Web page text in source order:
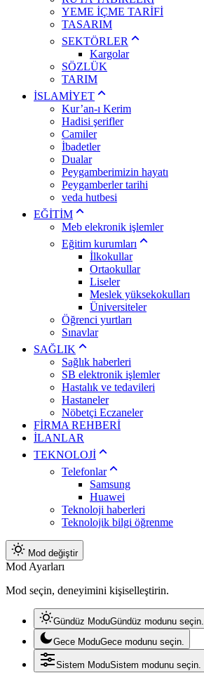
YEME İÇME TARİFİ
TASARIM
SEKTÖRLER
Kargolar
SÖZLÜK
TARIM
İSLAMİYET
Kur’an-ı Kerim
Hadisi şerifler
Camiler
İbadetler
Dualar
Peygamberimizin hayatı
Peygamberler tarihi
veda hutbesi
EĞİTİM
Meb elekronik işlemler
Eğitim kurumları
İlkokullar
Ortaokullar
Liseler
Meslek yüksekokulları
Üniversiteler
Öğrenci yurtları
Sınavlar
SAĞLIK
Sağlık haberleri
SB elektronik işlemler
Hastalık ve tedavileri
Hastaneler
Nöbetçi Eczaneler
FİRMA REHBERİ
İLANLAR
TEKNOLOJİ
Telefonlar
Samsung
Huawei
Teknoloji haberleri
Teknolojik bilgi öğrenme
Mod değiştir
Mod Ayarları
Mod seçin, deneyimini kişiselleştirin.
Gündüz ModuGündüz modunu seçin.
Gece ModuGece modunu seçin.
Sistem ModuSistem modunu seçin.